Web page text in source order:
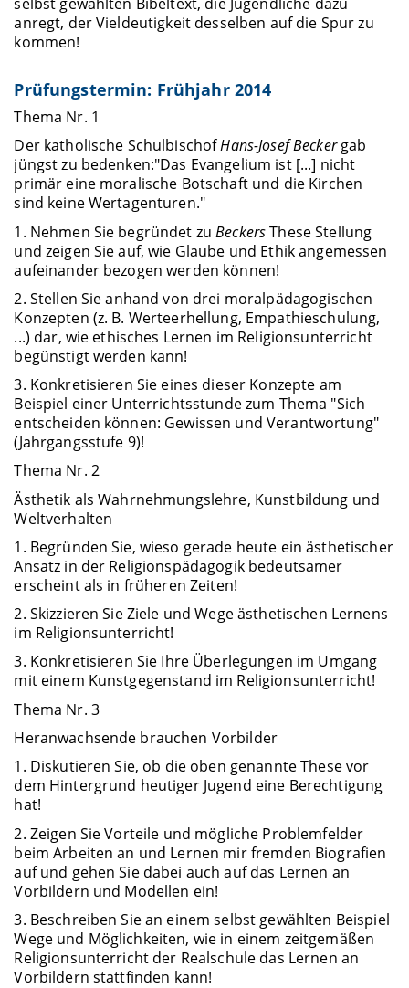
anregt, der Vieldeutigkeit desselben auf die Spur zu
kommen!
Prüfungstermin: Frühjahr 2014
Thema Nr. 1
Der katholische SchulbischofHans-Josef Beckergab
jüngst zu bedenken:"Das Evangelium ist [...] nicht
primär eine moralische Botschaft und die Kirchen
sind keine Wertagenturen."
1. Nehmen Sie begründet zuBeckersThese Stellung
und zeigen Sie auf, wie Glaube und Ethik angemessen
aufeinander bezogen werden können!
2. Stellen Sie anhand von drei moralpädagogischen
Konzepten (z. B. Werteerhellung, Empathieschulung,
...) dar, wie ethisches Lernen im Religionsunterricht
begünstigt werden kann!
3. Konkretisieren Sie eines dieser Konzepte am
Beispiel einer Unterrichtsstunde zum Thema "Sich
entscheiden können: Gewissen und Verantwortung"
(Jahrgangsstufe 9)!
Thema Nr. 2
Ästhetik als Wahrnehmungslehre, Kunstbildung und
Weltverhalten
1. Begründen Sie, wieso gerade heute ein ästhetischer
Ansatz in der Religionspädagogik bedeutsamer
erscheint als in früheren Zeiten!
2. Skizzieren Sie Ziele und Wege ästhetischen Lernens
im Religionsunterricht!
3. Konkretisieren Sie Ihre Überlegungen im Umgang
mit einem Kunstgegenstand im Religionsunterricht!
Thema Nr. 3
Heranwachsende brauchen Vorbilder
1. Diskutieren Sie, ob die oben genannte These vor
dem Hintergrund heutiger Jugend eine Berechtigung
hat!
2. Zeigen Sie Vorteile und mögliche Problemfelder
beim Arbeiten an und Lernen mir fremden Biografien
auf und gehen Sie dabei auch auf das Lernen an
Vorbildern und Modellen ein!
3. Beschreiben Sie an einem selbst gewählten Beispiel
Wege und Möglichkeiten, wie in einem zeitgemäßen
Religionsunterricht der Realschule das Lernen an
Vorbildern stattfinden kann!